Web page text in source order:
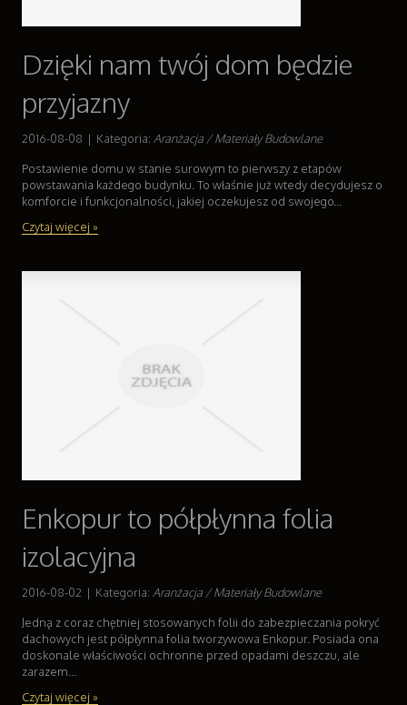
Dzięki nam twój dom będzie
przyjazny
2016-08-08 | Kategoria: Aranżacja / Materiały Budowlane
Postawienie domu w stanie surowym to pierwszy z etapów
powstawania każdego budynku. To właśnie już wtedy decydujesz o
komforcie i funkcjonalności, jakiej oczekujesz od swojego...
Czytaj więcej »
Enkopur to półpłynna folia
izolacyjna
2016-08-02 | Kategoria: Aranżacja / Materiały Budowlane
Jedną z coraz chętniej stosowanych folii do zabezpieczania pokryć
dachowych jest półpłynna folia tworzywowa Enkopur. Posiada ona
doskonale właściwości ochronne przed opadami deszczu, ale
zarazem...
Czytaj więcej »